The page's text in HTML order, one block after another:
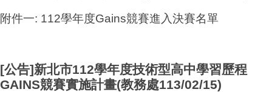
附件一: 112學年度Gains競賽進入決賽名單
[公告]新北市112學年度技術型高中學習歷程
GAINS競賽實施計畫(教務處113/02/15)